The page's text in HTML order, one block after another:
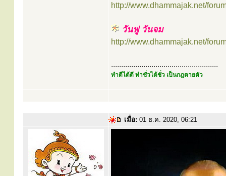
http://www.dhammajak.net/
วันฟู วันจม
http://www.dhammajak.net/
.....................................................
ทำดีได้ดี ทำชั่วได้ชั่ว เป็นกฎตายตัว
เมื่อ: 01 ธ.ค. 2020, 06:21